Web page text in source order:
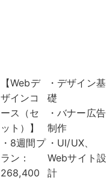
【Webデ
ザインコ
ース（セ
ット）】
・8週間プ
ラン：
268,400
・デザイン基
礎
・バナー広告
制作
・UI/UX、
Webサイト設
計